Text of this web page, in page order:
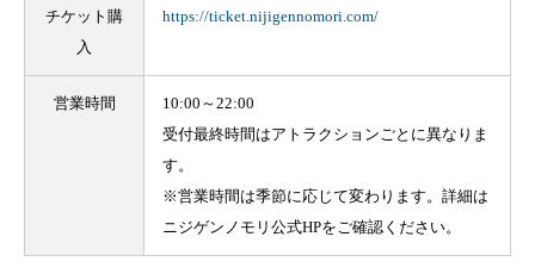
チケット購
入
https://ticket.nijigennomori.com/
営業時間
10:00～22:00
受付最終時間はアトラクションごとに異なりま
す。
※営業時間は季節に応じて変わります。詳細は
ニジゲンノモリ公式HPをご確認ください。